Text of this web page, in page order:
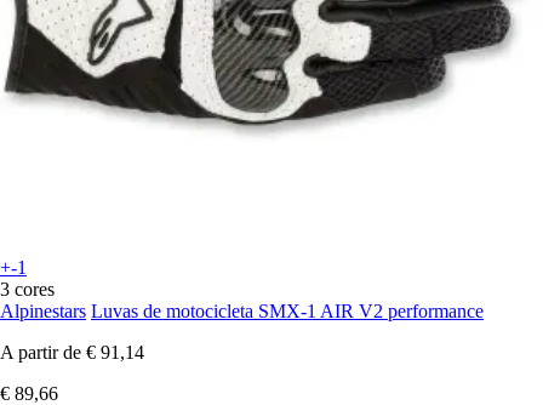
+-1
3 cores
Alpinestars Luvas de motocicleta SMX-1 AIR V2 performance
A partir de € 91,14
€ 89,66